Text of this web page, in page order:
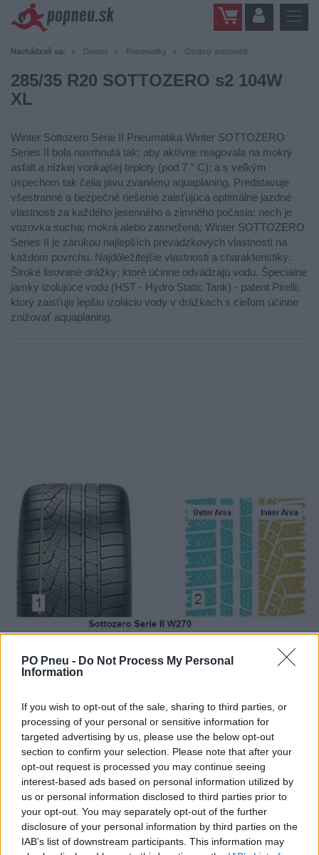
PO Pneu - Do Not Process My Personal
Information
If you wish to opt-out of the sale, sharing to third parties, or
processing of your personal or sensitive information for
targeted advertising by us, please use the below opt-out
section to confirm your selection. Please note that after your
opt-out request is processed you may continue seeing
interest-based ads based on personal information utilized by
us or personal information disclosed to third parties prior to
your opt-out. You may separately opt-out of the further
disclosure of your personal information by third parties on the
IAB’s list of downstream participants. This information may
Nachádzaš sa: Domov Pneumatiky Osobný automobil
285/35 R20 SOTTOZERO s2 104W
XL
Winter Sottozero Serie II Pneumatika Winter SOTTOZERO
Series II bola navrhnutá tak; aby aktívne reagovala na mokrý
asfalt a nízkej vonkajšej teploty (pod 7 ° C); a s veľkým
úspechom tak čelia javu zvanému aquaplaning. Predstavuje
všestranné a bezpečné riešenie zaisťujúca optimálne jazdné
vlastnosti za každého jesenného a zimného počasia: nech je
vozovka suchá; mokrá alebo zasnežená; Winter SOTTOZERO
Series II je zárukou najlepších prevádzkových vlastností na
každom povrchu. Najdôležitejšie vlastnosti a charakteristiky:
Široké lisované drážky; ktoré účinne odvádzajú vodu. Špeciálne
jamky izolujúce vodu (HST - Hydro Static Tank) - patent Pirelli;
ktorý zaisťuje lepšiu izoláciu vody v drážkach s cieľom účinne
znižovať aquaplaning.
637,80 €
- +